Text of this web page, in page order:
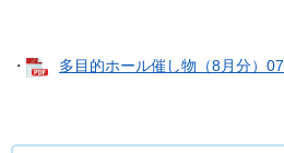
・ 多目的ホール催し物（8月分）